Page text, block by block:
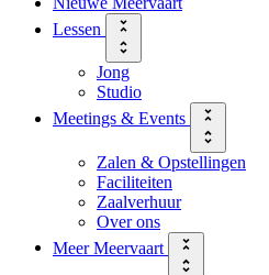
Lessen
Jong
Studio
Meetings & Events
Zalen & Opstellingen
Faciliteiten
Zaalverhuur
Over ons
Meer Meervaart